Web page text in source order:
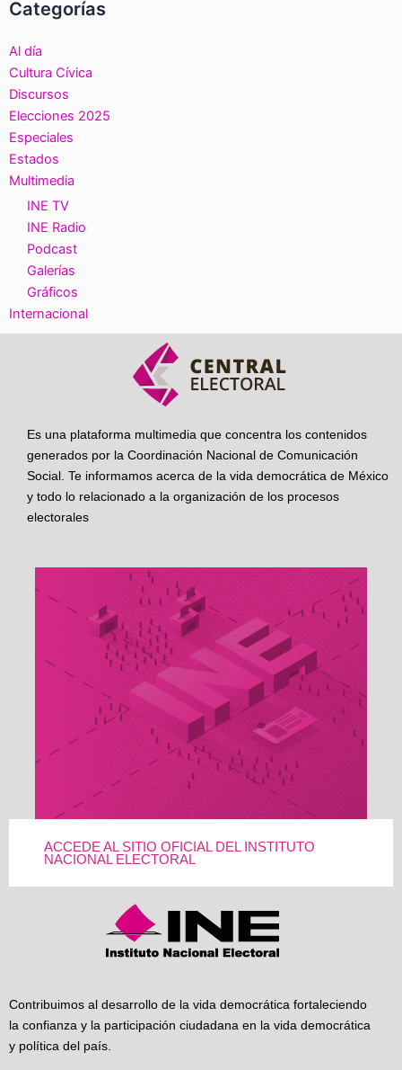
Categorías
Al día
Cultura Cívica
Discursos
Elecciones 2025
Especiales
Estados
Multimedia
INE TV
INE Radio
Podcast
Galerías
Gráficos
Internacional
Es una plataforma multimedia que concentra los contenidos
generados por la Coordinación Nacional de Comunicación
Social. Te informamos acerca de la vida democrática de México
y todo lo relacionado a la organización de los procesos
electorales
ACCEDE AL SITIO OFICIAL DEL INSTITUTO
NACIONAL ELECTORAL
Contribuimos al desarrollo de la vida democrática fortaleciendo
la confianza y la participación ciudadana en la vida democrática
y política del país.